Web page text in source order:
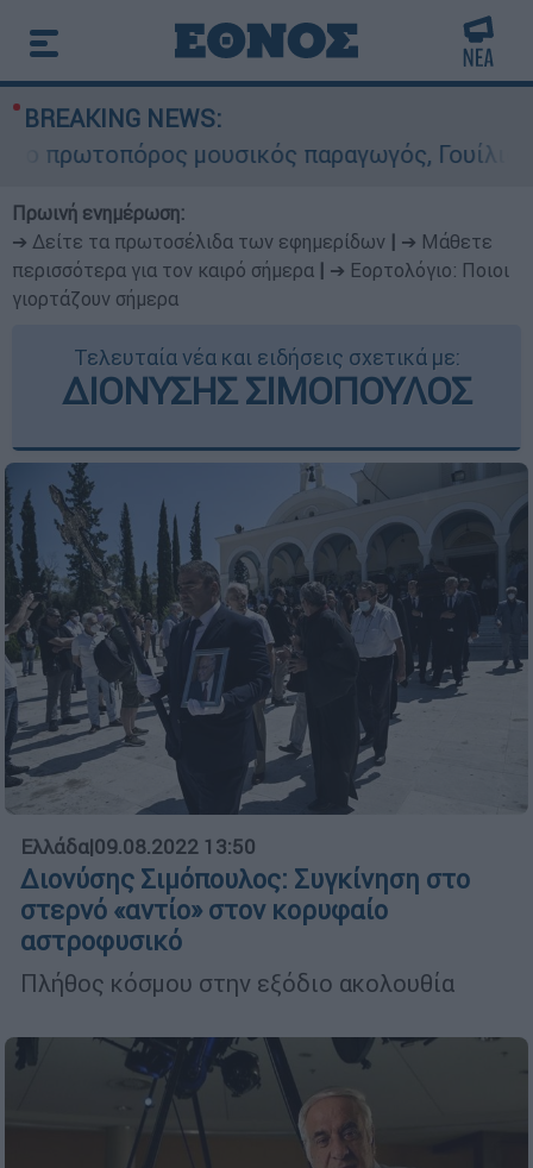
BREAKING NEWS:
μουσικός παραγωγός, Γουίλιαμ
Πρωινή ενημέρωση:
➔ Δείτε τα πρωτοσέλιδα των εφημερίδων
➔ Μάθετε
περισσότερα για τον καιρό σήμερα
➔ Εορτολόγιο: Ποιοι
γιορτάζουν σήμερα
Τελευταία νέα και ειδήσεις σχετικά με:
ΔΙΟΝΥΣΗΣ ΣΙΜΟΠΟΥΛΟΣ
Ελλάδα|09.08.2022 13:50
Διονύσης Σιμόπουλος: Συγκίνηση στο
στερνό «αντίο» στον κορυφαίο
αστροφυσικό
Πλήθος κόσμου στην εξόδιο ακολουθία